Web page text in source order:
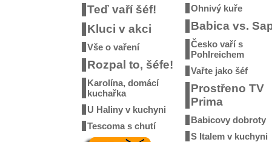
Teď vaří šéf!
Kluci v akci
Vše o vaření
Rozpal to, šéfe!
Karolína, domácí
kuchařka
U Haliny v kuchyni
Tescoma s chutí
Ohnivý kuře
Babica vs.
Česko vaří s
Pohlreichem
Vařte jako šéf
Prostřeno TV
Prima
Babicovy dobroty
S Italem v kuchyni